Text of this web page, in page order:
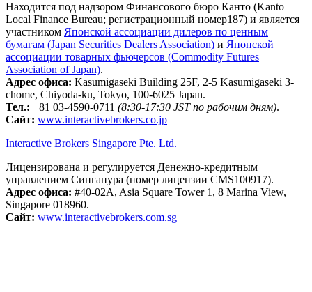
Находится под надзором Финансового бюро Канто (Kanto
Local Finance Bureau; регистрационный номер187) и является
участником Японской ассоциации дилеров по ценным
бумагам (Japan Securities Dealers Association) и Японской
ассоциации товарных фьючерсов (Commodity Futures
Association of Japan).
Адрес офиса: Kasumigaseki Building 25F, 2-5 Kasumigaseki 3-
chome, Chiyoda-ku, Tokyo, 100-6025 Japan.
Тел.: +81 03-4590-0711 (8:30-17:30 JST по рабочим дням).
Сайт: www.interactivebrokers.co.jp
Interactive Brokers Singapore Pte. Ltd.
Лицензирована и регулируется Денежно-кредитным
управлением Сингапура (номер лицензии CMS100917).
Адрес офиса: #40-02A, Asia Square Tower 1, 8 Marina View,
Singapore 018960.
Сайт: www.interactivebrokers.com.sg